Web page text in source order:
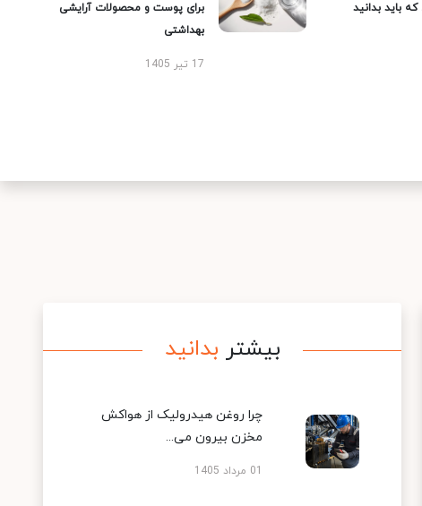
باید بدانید
برای پوست و محصولات آرایشی
بهداشتی
17 تیر 1405
بیشتر بدانید
چرا روغن هیدرولیک از هواکش
مخزن بیرون می...
01 مرداد 1405